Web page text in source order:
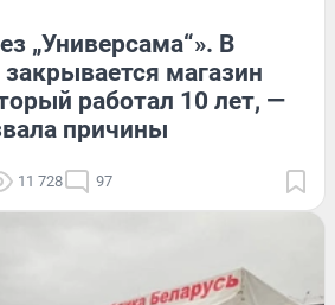
„Универсама“». В
магазин
работал 10 лет, —
причины
11 728 97